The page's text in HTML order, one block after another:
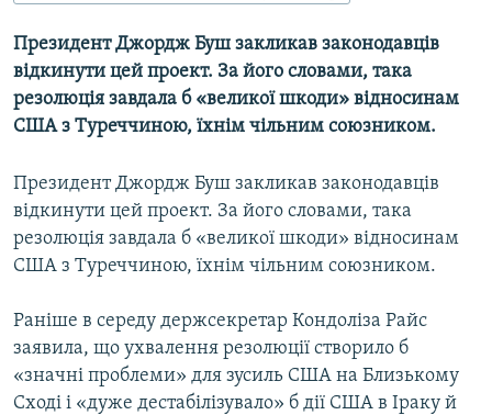
СВІТ
КИТАЙ.ВИКЛИКИ
МУЛЬТИМЕДІА
ФОТО
СПЕЦПРОЄКТИ
ПОДКАСТИ
КРИМ РЕАЛІЇ
КТАТ
Президент Джордж Буш закликав законодавців
відкинути цей проект. За його словами, така
резолюція завдала б «великої шкоди» відносинам
США з Туреччиною, їхнім чільним союзником.
Президент Джордж Буш закликав законодавців
відкинути цей проект. За його словами, така
резолюція завдала б «великої шкоди» відносинам
США з Туреччиною, їхнім чільним союзником.
Раніше в середу держсекретар Кондоліза Райс
заявила, що ухвалення резолюції створило б
«значні проблеми» для зусиль США на Близькому
Сході і «дуже дестабілізувало» б дії США в Іраку й